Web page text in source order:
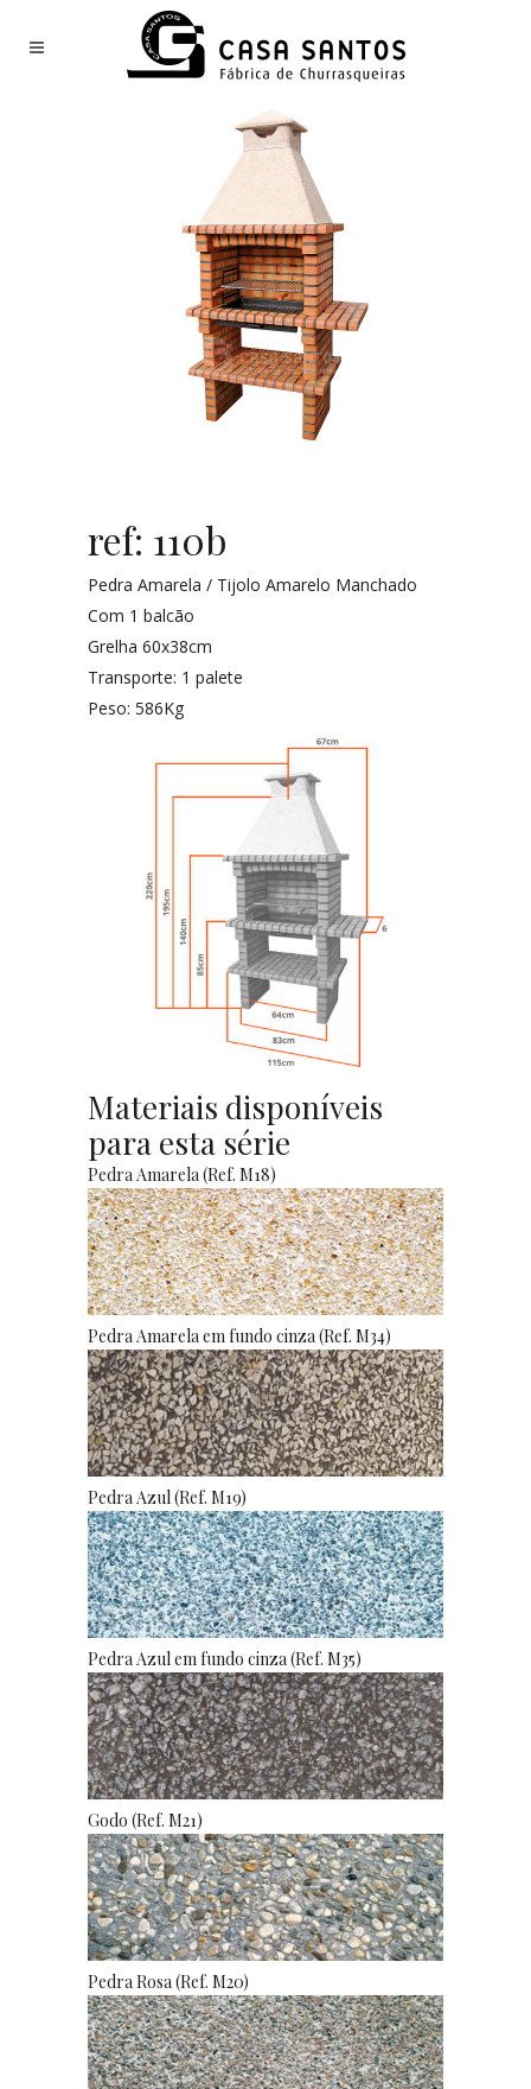
ref: 110b
Pedra Amarela / Tijolo Amarelo Manchado
Com 1 balcão
Grelha 60x38cm
Transporte: 1 palete
Peso: 586Kg
Materiais disponíveis
para esta série
Pedra Amarela (Ref. M18)
Pedra Amarela em fundo cinza (Ref. M34)
Pedra Azul (Ref. M19)
Pedra Azul em fundo cinza (Ref. M35)
Godo (Ref. M21)
Pedra Rosa (Ref. M20)